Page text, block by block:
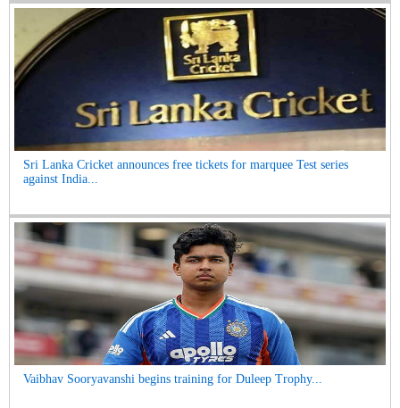
Sri Lanka Cricket announces free tickets for marquee Test series
against India...
Vaibhav Sooryavanshi begins training for Duleep Trophy...